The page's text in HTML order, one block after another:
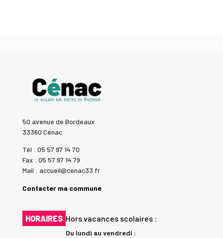
50 avenue de Bordeaux
33360 Cénac
Tél : 05 57 97 14 70
Fax : 05 57 97 14 79
Mail : accueil@cenac33.fr
Contacter ma commune
HORAIRES Hors vacances scolaires :
Du lundi au vendredi :